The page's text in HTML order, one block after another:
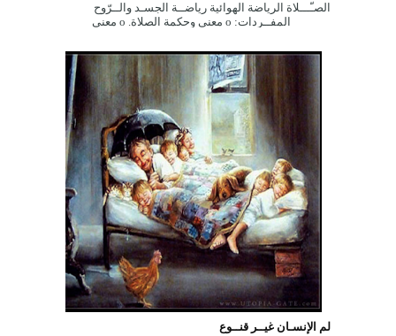
الصـّـــلاة الرياضة الهوائية رياضــة الجسـد والــرّوح
المفــردات: ο معنى وحكمة الصلاة. ο معنى
لم الإنسـان غيــر قنــوع